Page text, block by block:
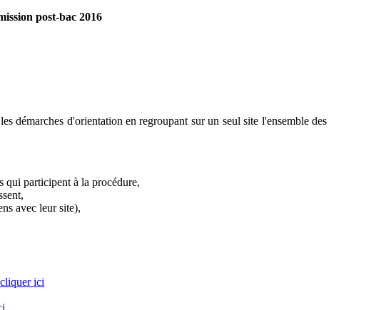
post-bac 2016
démarches d'orientation en regroupant sur un seul site l'ensemble des
qui participent à la procédure,
avec leur site),
cliquer ici